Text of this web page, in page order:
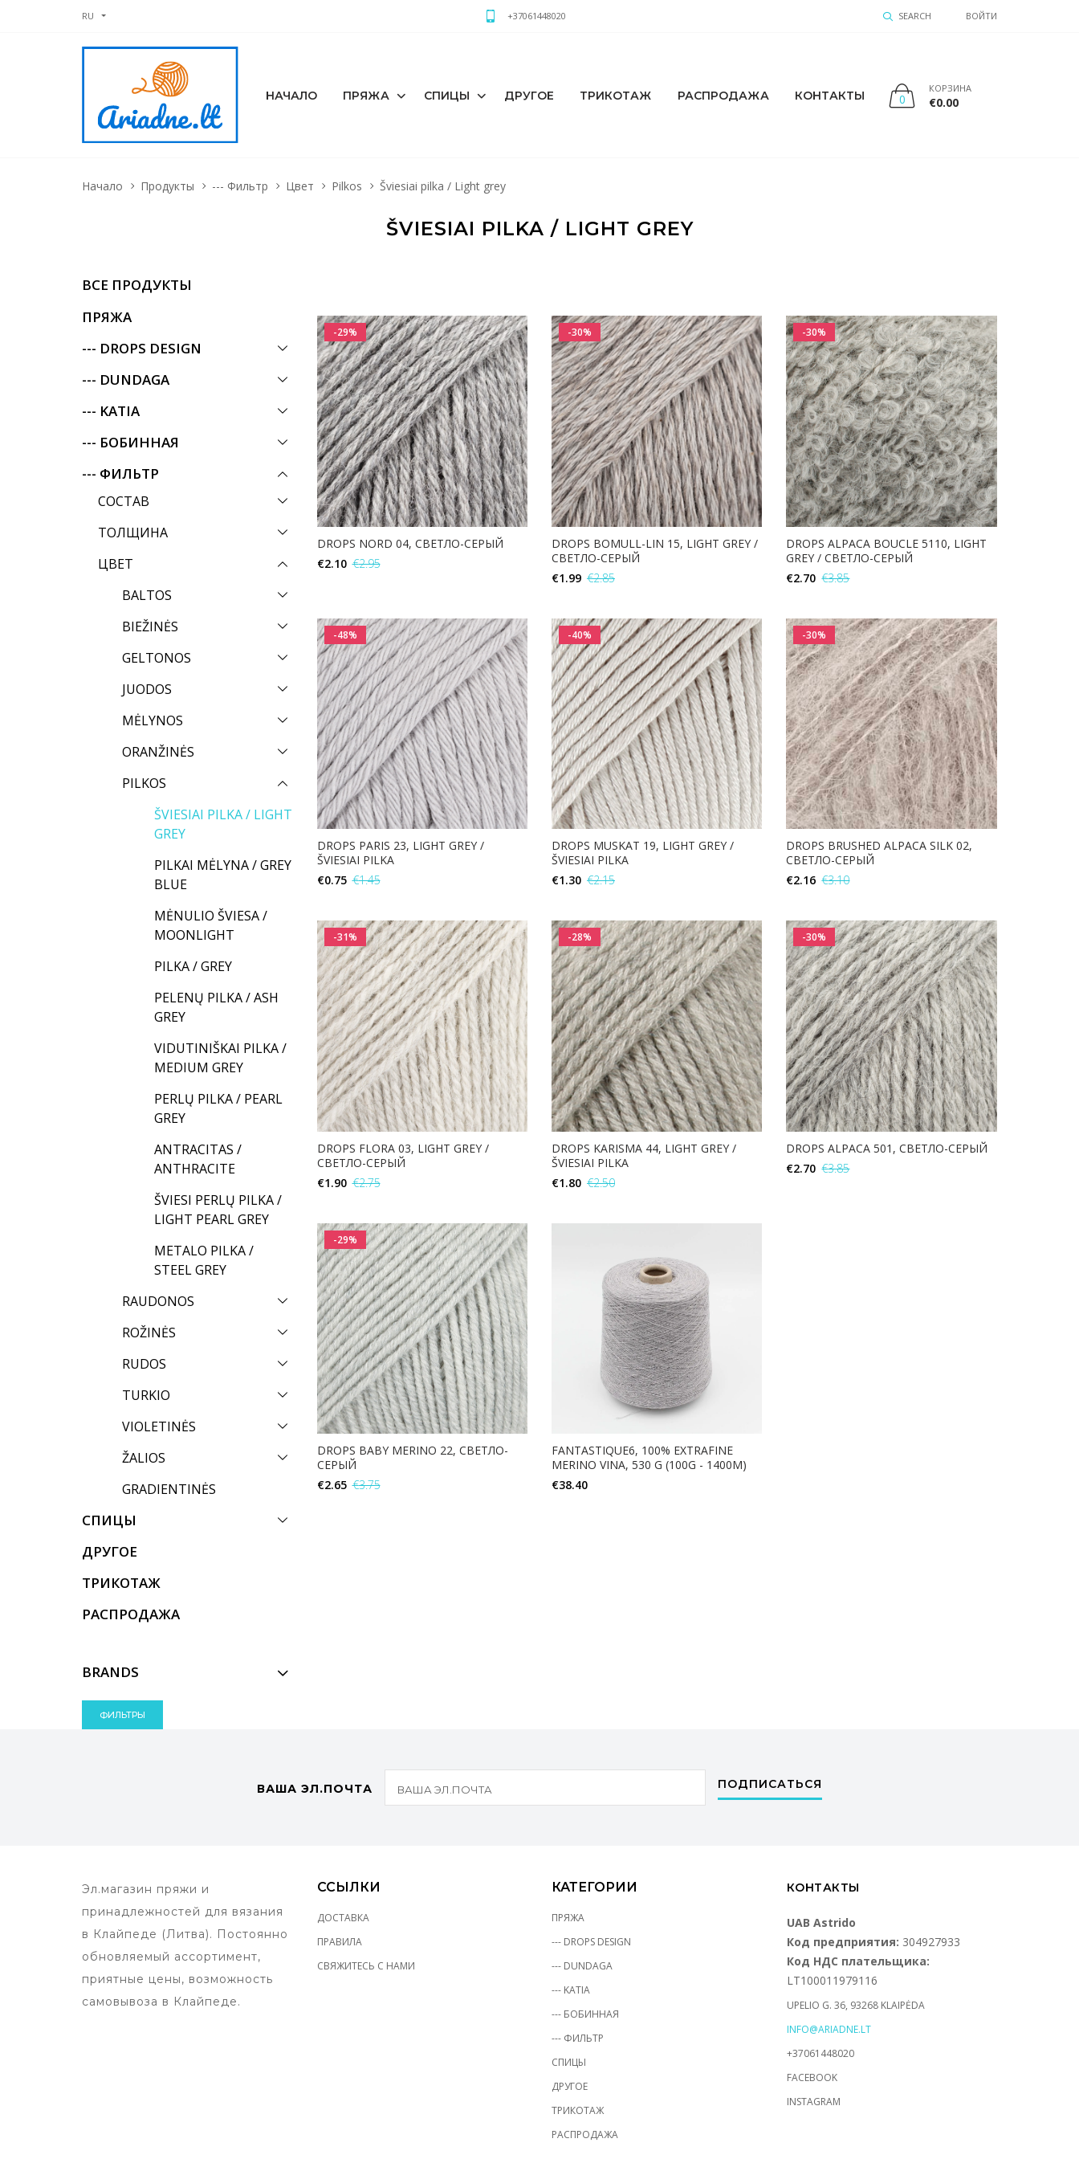
RU +37061448020 SEARCH ВОЙТИ
НАЧАЛО ПРЯЖА СПИЦЫ ДРУГОЕ ТРИКОТАЖ РАСПРОДАЖА КОНТАКТЫ 0
КОРЗИНА
€0.00
Начало Продукты --- Фильтр Цвет Pilkos Šviesiai pilka / Light grey
ŠVIESIAI PILKA / LIGHT GREY
ВСЕ ПРОДУКТЫ
ПРЯЖА
--- DROPS DESIGN
--- DUNDAGA
--- KATIA
--- БОБИННАЯ
--- ФИЛЬТР
СОСТАВ
ТОЛЩИНА
ЦВЕТ
BALTOS
BIEŽINĖS
GELTONOS
JUODOS
MĖLYNOS
ORANŽINĖS
PILKOS
ŠVIESIAI PILKA / LIGHT
GREY
PILKAI MĖLYNA / GREY
BLUE
MĖNULIO ŠVIESA /
MOONLIGHT
PILKA / GREY
PELENŲ PILKA / ASH
GREY
VIDUTINIŠKAI PILKA /
MEDIUM GREY
PERLŲ PILKA / PEARL
GREY
ANTRACITAS /
ANTHRACITE
ŠVIESI PERLŲ PILKA /
LIGHT PEARL GREY
METALO PILKA /
STEEL GREY
RAUDONOS
ROŽINĖS
RUDOS
TURKIO
VIOLETINĖS
ŽALIOS
GRADIENTINĖS
СПИЦЫ
ДРУГОЕ
ТРИКОТАЖ
РАСПРОДАЖА
BRANDS
ФИЛЬТРЫ
-29%
DROPS NORD 04, СВЕТЛО-СЕРЫЙ
€2.10 €2.95
-30%
DROPS BOMULL-LIN 15, LIGHT GREY /
СВЕТЛО-СЕРЫЙ
€1.99 €2.85
-30%
DROPS ALPACA BOUCLE 5110, LIGHT
GREY / СВЕТЛО-СЕРЫЙ
€2.70 €3.85
-48%
DROPS PARIS 23, LIGHT GREY /
ŠVIESIAI PILKA
€0.75 €1.45
-40%
DROPS MUSKAT 19, LIGHT GREY /
ŠVIESIAI PILKA
€1.30 €2.15
-30%
DROPS BRUSHED ALPACA SILK 02,
СВЕТЛО-СЕРЫЙ
€2.16 €3.10
-31%
DROPS FLORA 03, LIGHT GREY /
СВЕТЛО-СЕРЫЙ
€1.90 €2.75
-28%
DROPS KARISMA 44, LIGHT GREY /
ŠVIESIAI PILKA
€1.80 €2.50
-30%
DROPS ALPACA 501, СВЕТЛО-СЕРЫЙ
€2.70 €3.85
-29%
DROPS BABY MERINO 22, СВЕТЛО-
СЕРЫЙ
€2.65 €3.75
FANTASTIQUE6, 100% EXTRAFINE
MERINO VINA, 530 G (100G - 1400M)
€38.40
ВАША ЭЛ.ПОЧТА ПОДПИСАТЬСЯ
Эл.магазин пряжи и
принадлежностей для вязания
в Клайпеде (Литва). Постоянно
обновляемый ассортимент,
приятные цены, возможность
самовывоза в Клайпеде.
ССЫЛКИ
ДОСТАВКА
ПРАВИЛА
СВЯЖИТЕСЬ С НАМИ
КАТЕГОРИИ
ПРЯЖА
--- DROPS DESIGN
--- DUNDAGA
--- KATIA
--- БОБИННАЯ
--- ФИЛЬТР
СПИЦЫ
ДРУГОЕ
ТРИКОТАЖ
РАСПРОДАЖА
КОНТАКТЫ
UAB Astrido
Код предприятия: 304927933
Код НДС плательщика:
LT100011979116
UPELIO G. 36, 93268 KLAIPĖDA
INFO@ARIADNE.LT
+37061448020
FACEBOOK
INSTAGRAM